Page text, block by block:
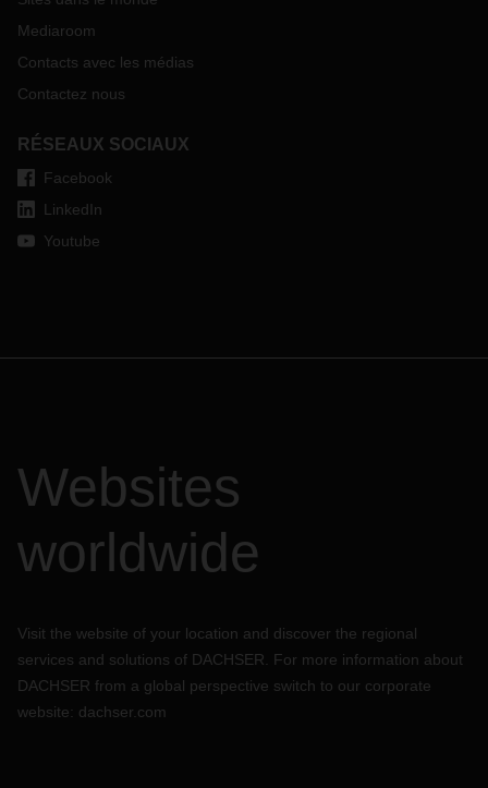
Mediaroom
Contacts avec les médias
Contactez nous
RÉSEAUX SOCIAUX
Facebook
LinkedIn
Youtube
Websites
worldwide
Visit the website of your location and discover the regional
services and solutions of DACHSER. For more information about
DACHSER from a global perspective switch to our corporate
website: dachser.com